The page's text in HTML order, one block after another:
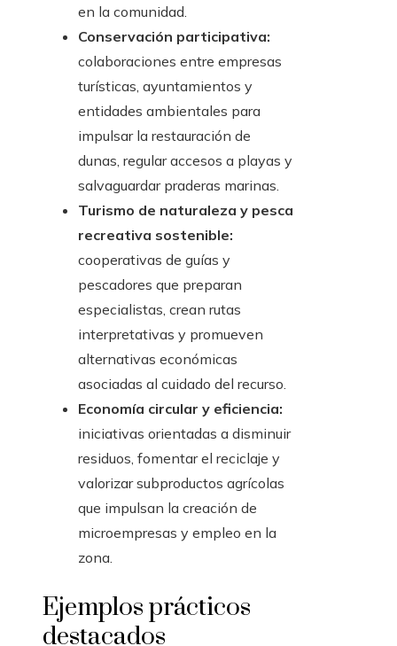
en la comunidad.
Conservación participativa:
colaboraciones entre empresas
turísticas, ayuntamientos y
entidades ambientales para
impulsar la restauración de
dunas, regular accesos a playas y
salvaguardar praderas marinas.
Turismo de naturaleza y pesca
recreativa sostenible:
cooperativas de guías y
pescadores que preparan
especialistas, crean rutas
interpretativas y promueven
alternativas económicas
asociadas al cuidado del recurso.
Economía circular y eficiencia:
iniciativas orientadas a disminuir
residuos, fomentar el reciclaje y
valorizar subproductos agrícolas
que impulsan la creación de
microempresas y empleo en la
zona.
Ejemplos prácticos
destacados